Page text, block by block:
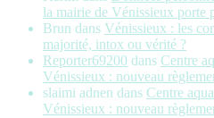
la mairie de Vénissieux porte
Brun dans Vénissieux : les
majorité, intox ou vérité ?
Reporter69200 dans Centre
Vénissieux : nouveau
slaimi adnen dans Centre
Vénissieux : nouveau